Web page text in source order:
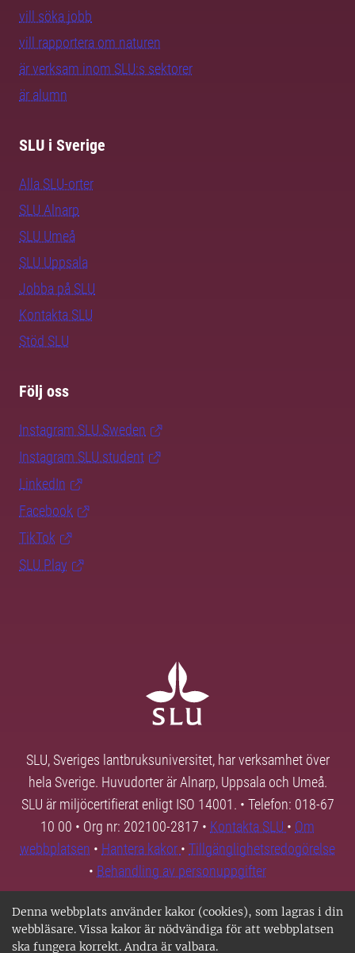
Denna webbplats använder kakor (cookies), som lagras i din
webbläsare. Vissa kakor är nödvändiga för att webbplatsen
ska fungera korrekt. Andra är valbara.
vill söka jobb
vill rapportera om naturen
är verksam inom SLU:s sektorer
är alumn
SLU i Sverige
Alla SLU-orter
SLU Alnarp
SLU Umeå
SLU Uppsala
Jobba på SLU
Kontakta SLU
Stöd SLU
Följ oss
Instagram SLU.Sweden
Instagram SLU.student
LinkedIn
Facebook
TikTok
SLU Play
SLU, Sveriges lantbruksuniversitet, har verksamhet över
hela Sverige. Huvudorter är Alnarp, Uppsala och Umeå.
SLU är miljöcertifierat enligt ISO 14001. • Telefon: 018-67
10 00 • Org nr: 202100-2817 • Kontakta SLU • Om
webbplatsen • Hantera kakor • Tillgänglighetsredogörelse
• Behandling av personuppgifter